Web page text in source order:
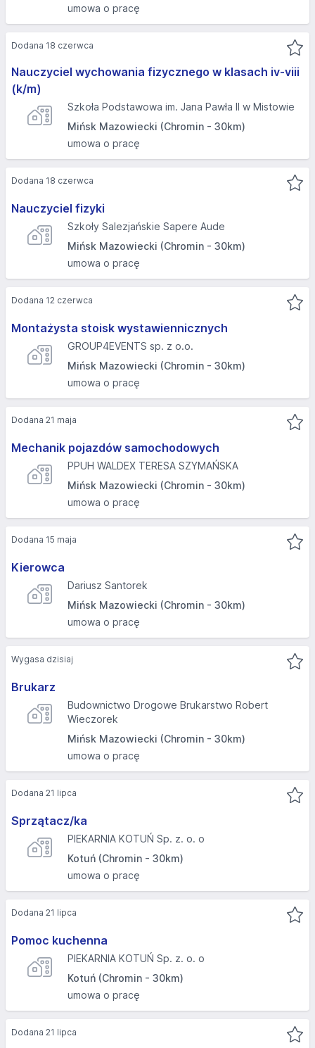
umowa o pracę
Nauczyciel wychowania fizycznego w klasach iv-viii
(k/m)
Szkoła Podstawowa im. Jana Pawła II w Mistowie
Mińsk Mazowiecki (Chromin - 30km)
umowa o pracę
Dodana 18 czerwca
Nauczyciel fizyki
Szkoły Salezjańskie Sapere Aude
Mińsk Mazowiecki (Chromin - 30km)
umowa o pracę
Dodana 18 czerwca
Montażysta stoisk wystawiennicznych
GROUP4EVENTS sp. z o.o.
Mińsk Mazowiecki (Chromin - 30km)
umowa o pracę
Dodana 12 czerwca
Mechanik pojazdów samochodowych
PPUH WALDEX TERESA SZYMAŃSKA
Mińsk Mazowiecki (Chromin - 30km)
umowa o pracę
Dodana 21 maja
Kierowca
Dariusz Santorek
Mińsk Mazowiecki (Chromin - 30km)
umowa o pracę
Dodana 15 maja
Brukarz
Budownictwo Drogowe Brukarstwo Robert
Wieczorek
Mińsk Mazowiecki (Chromin - 30km)
umowa o pracę
Wygasa dzisiaj
Sprzątacz/ka
PIEKARNIA KOTUŃ Sp. z. o. o
Kotuń (Chromin - 30km)
umowa o pracę
Dodana 21 lipca
Pomoc kuchenna
PIEKARNIA KOTUŃ Sp. z. o. o
Kotuń (Chromin - 30km)
umowa o pracę
Dodana 21 lipca
Dodana 21 lipca